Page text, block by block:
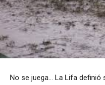
No se juega… La Lifa definió